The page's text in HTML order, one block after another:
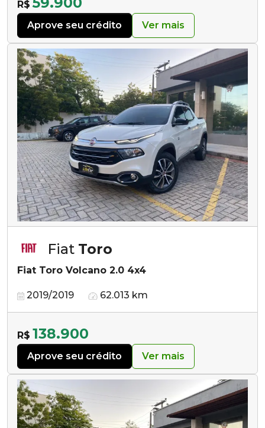
R$
Aprove seu crédito Ver mais
Fiat Toro
Fiat Toro Volcano 2.0 4x4
2019/2019 62.013 km
R$ 138.900
Aprove seu crédito Ver mais